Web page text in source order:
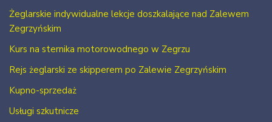
Żeglarskie indywidualne lekcje doszkalające nad Zalewem
Zegrzyńskim
Kurs na sternika motorowodnego w Zegrzu
Rejs żeglarski ze skipperem po Zalewie Zegrzyńskim
Kupno-sprzedaż
Usługi szkutnicze